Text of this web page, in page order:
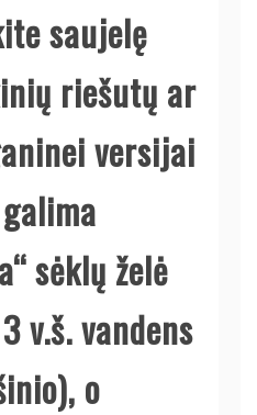
saujelę
riešutų ar
versijai
sėklų želė
v.š. vandens
o